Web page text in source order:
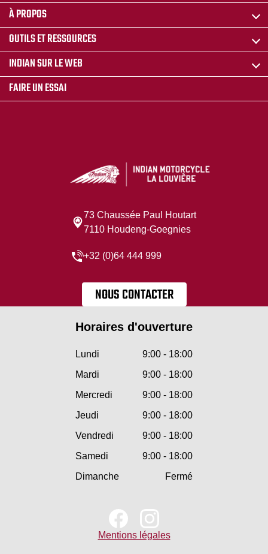
À PROPOS
OUTILS ET RESSOURCES
INDIAN SUR LE WEB
FAIRE UN ESSAI
73 Chaussée Paul Houtart
7110 Houdeng-Goegnies
+32 (0)64 444 999
NOUS CONTACTER
Horaires d'ouverture
Lundi
9:00 - 18:00
Mardi
9:00 - 18:00
Mercredi
9:00 - 18:00
Jeudi
9:00 - 18:00
Vendredi
9:00 - 18:00
Samedi
9:00 - 18:00
Dimanche
Fermé
Mentions légales